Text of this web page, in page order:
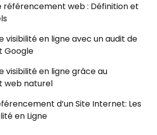
référencement web : Définition et
visibilité en ligne avec un audit de
Google
visibilité en ligne grâce au
web naturel
d’un Site Internet: Les
en Ligne